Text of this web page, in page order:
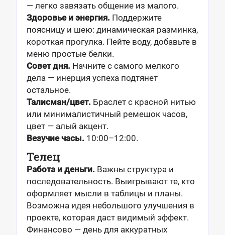
— легко завязать общение из малого.
Здоровье и энергия. Поддержите
поясницу и шею: динамическая разминка,
короткая прогулка. Пейте воду, добавьте в
меню простые белки.
Совет дня. Начните с самого мелкого
дела — инерция успеха подтянет
остальное.
Талисман/цвет. Браслет с красной нитью
или минималистичный ремешок часов,
цвет — алый акцент.
Везучие часы. 10:00–12:00.
Телец
Работа и деньги. Важны структура и
последовательность. Выигрывают те, кто
оформляет мысли в таблицы и планы.
Возможна идея небольшого улучшения в
проекте, которая даст видимый эффект.
Финансово — день для аккуратных